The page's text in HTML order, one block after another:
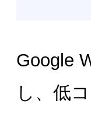
Google
し、低